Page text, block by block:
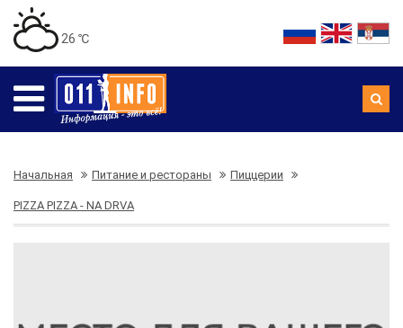
26 ℃
Начальная Питание и рестораны Пиццерии
PIZZA PIZZA - NA DRVA